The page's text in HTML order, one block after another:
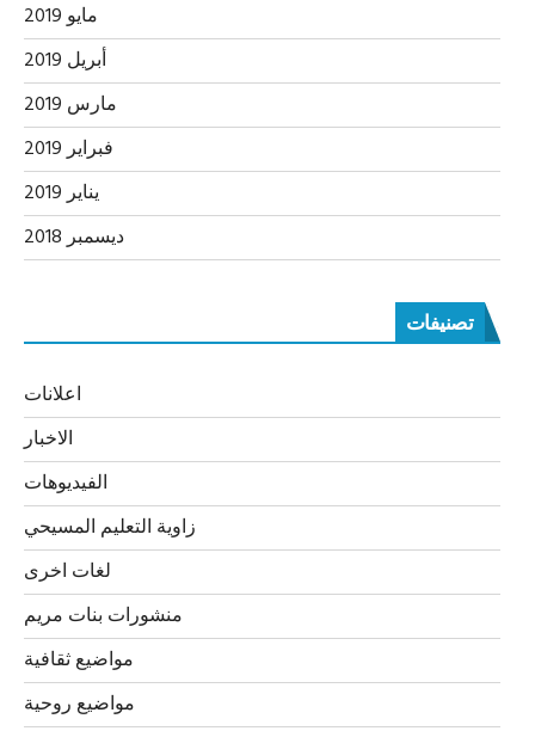
مايو 2019
أبريل 2019
مارس 2019
فبراير 2019
يناير 2019
ديسمبر 2018
تصنيفات
اعلانات
الاخبار
الفيديوهات
زاوية التعليم المسيحي
لغات اخرى
منشورات بنات مريم
مواضيع ثقافية
مواضيع روحية